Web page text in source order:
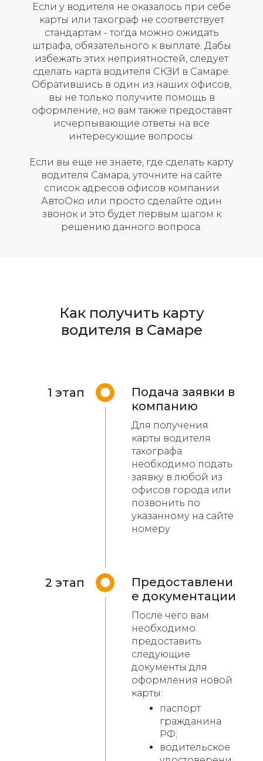
Если у водителя не оказалось при себе
карты или тахограф не соответствует
стандартам - тогда можно ожидать
штрафа, обязательного к выплате. Дабы
избежать этих неприятностей, следует
сделать карта водителя СКЗИ в Самаре.
Обратившись в один из наших офисов,
вы не только получите помощь в
оформление, но вам также предоставят
исчерпывающие ответы на все
интересующие вопросы.
Если вы еще не знаете, где сделать карту
водителя Самара, уточните на сайте
список адресов офисов компании
АвтоОко или просто сделайте один
звонок и это будет первым шагом к
решению данного вопроса.
Как получить карту
водителя в Самаре
1 этап
Подача заявки в
компанию
Для получения
карты водителя
тахографа
необходимо подать
заявку в любой из
офисов города или
позвонить по
указанному на сайте
номеру
2 этап
Предоставлени
е документации
После чего вам
необходимо
предоставить
следующие
документы для
оформления новой
карты:
паспорт
гражданина
РФ;
водительское